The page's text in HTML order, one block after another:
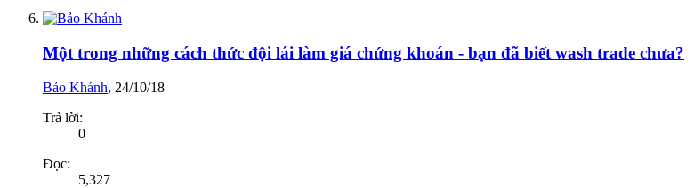
Một trong những cách thức đội lái làm giá chứng khoán - bạn đã biết wash trade chưa?
Bảo Khánh, 24/10/18
Trả lời:
0
Đọc:
5,327